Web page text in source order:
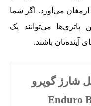
می‌آورد. اگر شما
باتری‌ها می‌توانند یک
آینده‌تان باشند.
شارژ گوپرو
Enduro